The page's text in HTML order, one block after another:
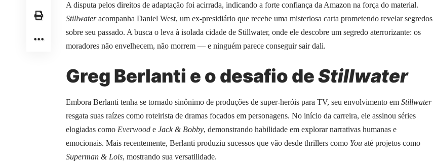
A disputa pelos direitos de adaptação foi acirrada, indicando a forte confiança da Amazon na força do material.
Stillwateracompanha Daniel West, um ex-presidiário que recebe uma misteriosa carta prometendo revelar segredos
sobre seu passado. A busca o leva à isolada cidade de Stillwater, onde ele descobre um segredo aterrorizante: os
moradores não envelhecem, não morrem — e ninguém parece conseguir sair dali.
Greg Berlanti e o desafio deStillwater
Embora Berlanti tenha se tornado sinônimo de produções de super-heróis para TV, seu envolvimento em Stillwater
resgata suas raízes como roteirista de dramas focados em personagens. No início da carreira, ele assinou séries
elogiadas como Everwood e Jack & Bobby, demonstrando habilidade em explorar narrativas humanas e
emocionais. Mais recentemente, Berlanti produziu sucessos que vão desde thrillers como You até projetos como
Superman & Lois, mostrando sua versatilidade.